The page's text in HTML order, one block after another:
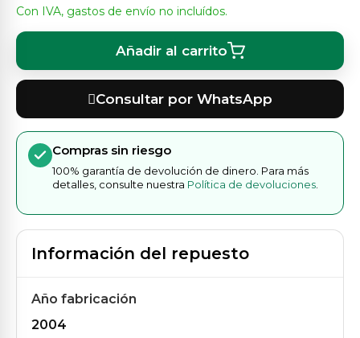
Con IVA, gastos de envío no incluídos.
Añadir al carrito
Consultar por WhatsApp
Compras sin riesgo
100% garantía de devolución de dinero. Para más
detalles, consulte nuestra Política de devoluciones
Información del repuesto
Año fabricación
2004